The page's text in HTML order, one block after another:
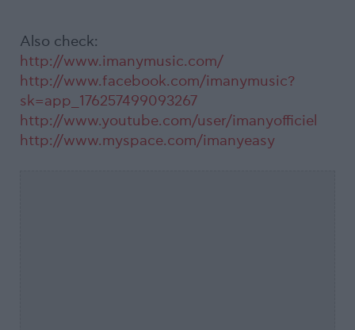
Also check:
http://www.imanymusic.com/
http://www.facebook.com/imanymusic?
sk=app_176257499093267
http://www.youtube.com/user/imanyofficiel
http://www.myspace.com/imanyeasy